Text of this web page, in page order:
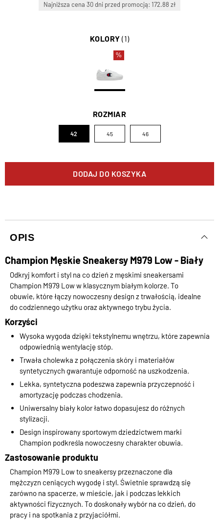
Najniższa cena 30 dni przed promocją: 172.88 zł
KOLORY (1)
%
ROZMIAR
42 45 46
DODAJ DO KOSZYKA
OPIS
Champion Męskie Sneakersy M979 Low - Biały
Odkryj komfort i styl na co dzień z męskimi sneakersami
Champion M979 Low w klasycznym białym kolorze. To
obuwie, które łączy nowoczesny design z trwałością, idealne
do codziennego użytku oraz aktywnego trybu życia.
Korzyści
Wysoka wygoda dzięki tekstylnemu wnętrzu, które zapewnia
odpowiednią wentylację stóp.
Trwała cholewka z połączenia skóry i materiałów
syntetycznych gwarantuje odporność na uszkodzenia.
Lekka, syntetyczna podeszwa zapewnia przyczepność i
amortyzację podczas chodzenia.
Uniwersalny biały kolor łatwo dopasujesz do różnych
stylizacji.
Design inspirowany sportowym dziedzictwem marki
Champion podkreśla nowoczesny charakter obuwia.
Zastosowanie produktu
Champion M979 Low to sneakersy przeznaczone dla
mężczyzn ceniących wygodę i styl. Świetnie sprawdzą się
zarówno na spacerze, w mieście, jak i podczas lekkich
aktywności fizycznych. To doskonały wybór na co dzień, do
pracy i na spotkania z przyjaciółmi.